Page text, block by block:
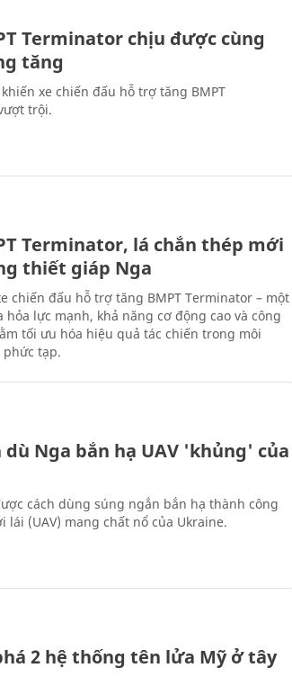
Terminator chịu được cùng
tăng
xe chiến đấu hỗ trợ tăng BMPT
trội.
Terminator, lá chắn thép mới
thiết giáp Nga
chiến đấu hỗ trợ tăng BMPT Terminator – một
lực mạnh, khả năng cơ động cao và công
tối ưu hóa hiệu quả tác chiến trong môi
tạp.
Nga bắn hạ UAV 'khủng' của
cách dùng súng ngắn bắn hạ thành công
lái (UAV) mang chất nổ của Ukraine.
2 hệ thống tên lửa Mỹ ở tây